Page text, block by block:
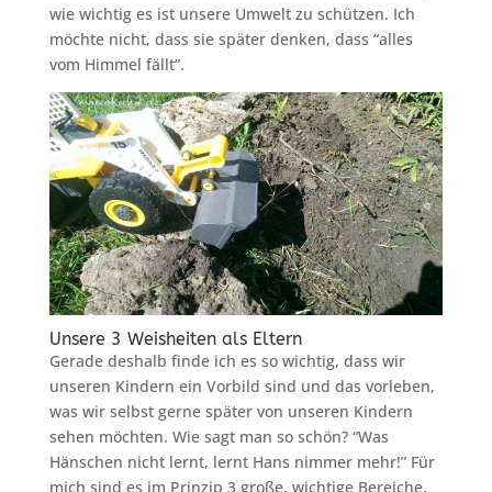
wie wichtig es ist unsere Umwelt zu schützen. Ich
möchte nicht, dass sie später denken, dass “alles
vom Himmel fällt”.
Unsere 3 Weisheiten als Eltern
Gerade deshalb finde ich es so wichtig, dass wir
unseren Kindern ein Vorbild sind und das vorleben,
was wir selbst gerne später von unseren Kindern
sehen möchten. Wie sagt man so schön? “Was
Hänschen nicht lernt, lernt Hans nimmer mehr!” Für
mich sind es im Prinzip 3 große, wichtige Bereiche.